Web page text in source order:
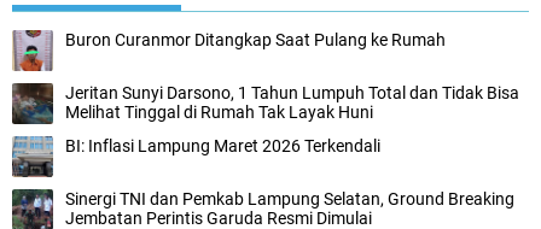
Buron Curanmor Ditangkap Saat Pulang ke Rumah
Jeritan Sunyi Darsono, 1 Tahun Lumpuh Total dan Tidak Bisa
Melihat Tinggal di Rumah Tak Layak Huni
BI: Inflasi Lampung Maret 2026 Terkendali
Sinergi TNI dan Pemkab Lampung Selatan, Ground Breaking
Jembatan Perintis Garuda Resmi Dimulai